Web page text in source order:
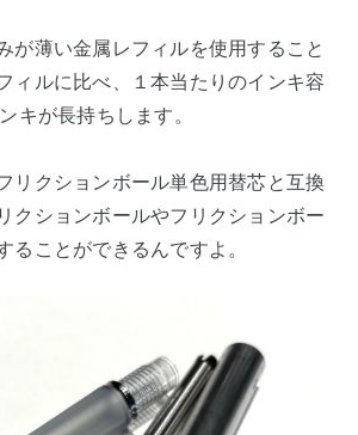
が薄い金属レフィルを使用すること
ィルに比べ、１本当たりのインキ容
キが長持ちします。
リクションボール単色用替芯と互換
クションボールやフリクションボー
ることができるんですよ。